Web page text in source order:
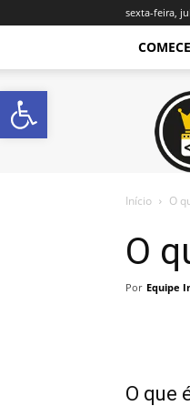
sexta-feira,
Início O
O
Por Equipe
O que
Abrir a barra de ferramentas